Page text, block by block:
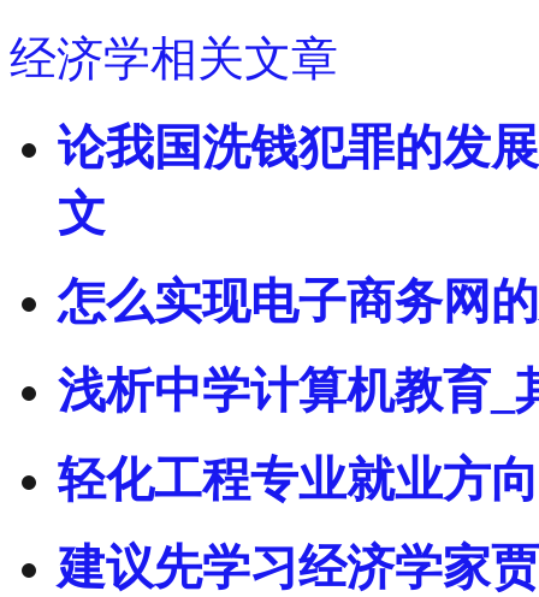
经济学相关文章
论我国洗钱犯罪的发
文
怎么实现电子商务网
浅析中学计算机教育_
轻化工程专业就业方
建议先学习经济学家